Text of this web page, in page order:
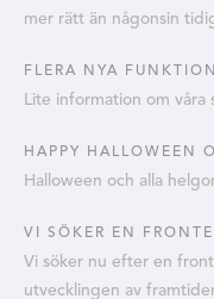
mer rätt än någonsin
FLERA NYA
Lite information om våra
HAPPY HALLOWEEN
Halloween och alla
VI SÖKER EN
Vi söker nu efter en
utvecklingen av